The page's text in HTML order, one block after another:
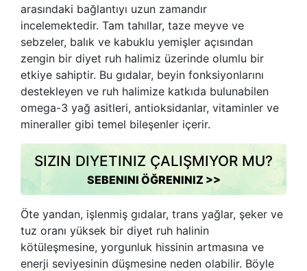
arasındaki bağlantıyı uzun zamandır
incelemektedir. Tam tahıllar, taze meyve ve
sebzeler, balık ve kabuklu yemişler açısından
zengin bir diyet ruh halimiz üzerinde olumlu bir
etkiye sahiptir. Bu gıdalar, beyin fonksiyonlarını
destekleyen ve ruh halimize katkıda bulunabilen
omega-3 yağ asitleri, antioksidanlar, vitaminler ve
mineraller gibi temel bileşenler içerir.
SIZIN DIYETINIZ ÇALIŞMIYOR MU?
SEBENINI ÖĞRENINIZ >>
Öte yandan, işlenmiş gıdalar, trans yağlar, şeker ve
tuz oranı yüksek bir diyet ruh halinin
kötüleşmesine, yorgunluk hissinin artmasına ve
enerji seviyesinin düşmesine neden olabilir. Böyle